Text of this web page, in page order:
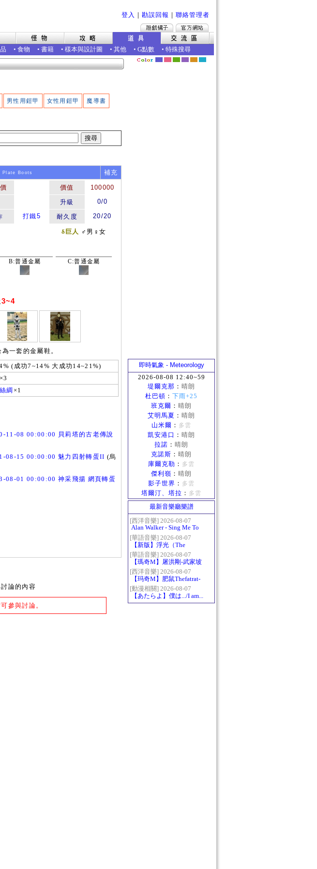
登入 ｜ 勘誤回報 ｜ 聯絡管理者
• 食物 • 書籍 • 樣本與設計圖 • 其他 • G點數 • 特殊搜尋
男性用鎧甲 女性用鎧甲 魔導書
Plate Boots 補充
價值
100000
升級 0/0
打鐵5 耐久度 20/20
δ巨人 ♂男♀女
B:普通金屬 C:普通金屬
3~4
一套的金屬鞋。
(成功7~14% 大成功14~21%)
×3
綢 ×1
11-08 00:00:00 貝莉塔的古老傳說
08-15 00:00:00 魅力四射轉蛋II (烏
08-01 00:00:00 神采飛揚 網頁轉蛋
論的內容
參與討論。
即時氣象 - Meteorology
2026-08-08 12:40~59
堤爾克那 ： 晴朗
杜巴頓 ： 下雨+25
班克爾 ： 晴朗
艾明馬夏 ： 晴朗
山米爾 ： 多雲
凱安港口 ： 晴朗
拉諾 ： 晴朗
克諾斯 ： 晴朗
庫爾克勒 ： 多雲
傑利嶺 ： 晴朗
影子世界 ： 多雲
塔爾汀、塔拉 ： 多雲
最新音樂廳樂譜
[西洋音樂] 2026-08-07
Alan Walker - Sing Me To
Sleep
[華語音樂] 2026-08-07
【新版】浮光（The
History）：六和弦
[華語音樂] 2026-08-07
【瑪奇M】屠洪剛-武家坡
2021
[西洋音樂] 2026-08-07
【玛奇M】肥鼠Thefatrat-
Monody
[動漫相關] 2026-08-07
【あたらよ】僕は.../I am...
（我內心的糟糕念頭/僕の